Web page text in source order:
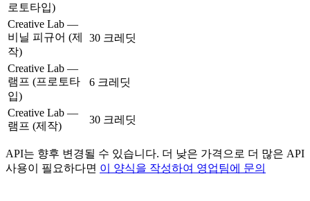
로토타입)
Creative Lab —
비닐 피규어 (제
작)
30 크레딧
Creative Lab —
램프 (프로토타
입)
6 크레딧
Creative Lab —
램프 (제작)
30 크레딧
API는 향후 변경될 수 있습니다. 더 낮은 가격으로 더 많은 API
사용이 필요하다면 이 양식을 작성하여 영업팀에 문의